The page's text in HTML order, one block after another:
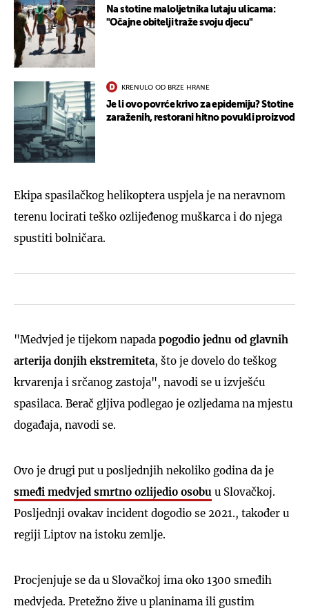
Na stotine maloljetnika lutaju ulicama:
"Očajne obitelji traže svoju djecu"
KRENULO OD BRZE HRANE
Je li ovo povrće krivo za epidemiju? Stotine
zaraženih, restorani hitno povukli proizvod
Ekipa spasilačkog helikoptera uspjela je na neravnom
terenu locirati teško ozlijeđenog muškarca i do njega
spustiti bolničara.
"Medvjed je tijekom napada pogodio jednu od glavnih
arterija donjih ekstremiteta, što je dovelo do teškog
krvarenja i srčanog zastoja", navodi se u izvješću
spasilaca. Berač gljiva podlegao je ozljedama na mjestu
događaja, navodi se.
Ovo je drugi put u posljednjih nekoliko godina da je
smeđi medvjed smrtno ozlijedio osobu u Slovačkoj.
Posljednji ovakav incident dogodio se 2021., također u
regiji Liptov na istoku zemlje.
Procjenjuje se da u Slovačkoj ima oko 1300 smeđih
medvjeda. Pretežno žive u planinama ili gustim